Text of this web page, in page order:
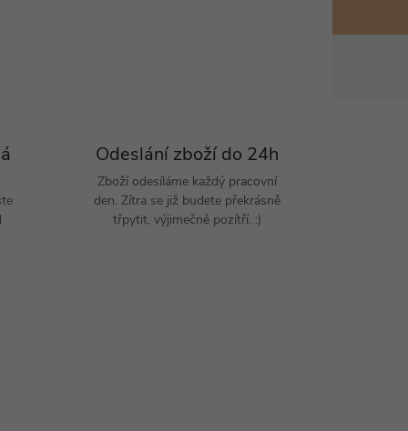
Odeslání zboží do 24h
Zboží odesíláme každý pracovní
den. Zítra se již budete překrásně
třpytit, výjimečně pozítří. :)